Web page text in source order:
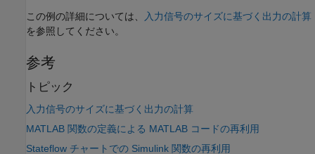
この例の詳細については、
入力信号のサイズに基づく出力の計算
を参照してください。
参考
トピック
入力信号のサイズに基づく出力の計算
MATLAB 関数の定義による MATLAB コードの再利用
Stateflow チャートでの Simulink 関数の再利用